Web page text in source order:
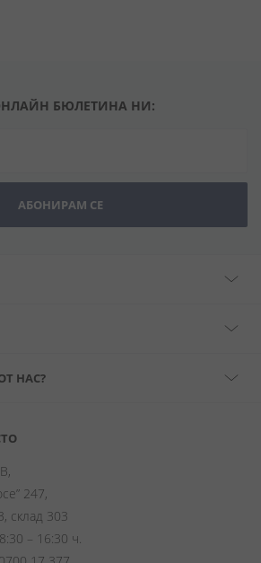
БЮЛЕТИНА НИ:
АБОНИРАМ СЕ
НАС?
247,
склад 303
– 16:30 ч.